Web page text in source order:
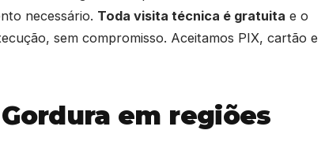
necessário. Toda visita técnica é gratuita e o
sem compromisso. Aceitamos PIX, cartão e
em regiões